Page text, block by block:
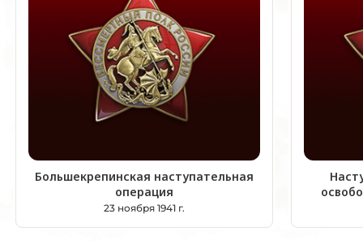
Большекрепинская наступательная
операция
23 ноября 1941 г.